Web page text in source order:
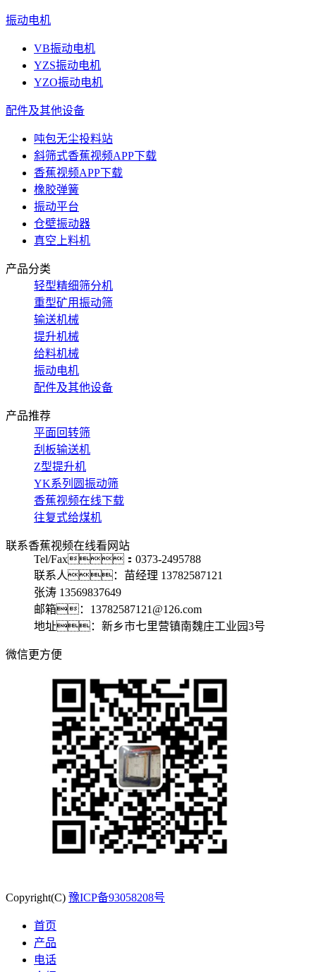
振动电机
VB振动电机
YZS振动电机
YZO振动电机
配件及其他设备
吨包无尘投料站
斜筛式香蕉视频APP下载
香蕉视频APP下载
橡胶弹簧
振动平台
仓壁振动器
真空上料机
产品分类
轻型精细筛分机
重型矿用振动筛
输送机械
提升机械
给料机械
振动电机
配件及其他设备
产品推荐
平面回转筛
刮板输送机
Z型提升机
YK系列圆振动筛
香蕉视频在线下载
往复式给煤机
联系香蕉视频在线看网站
Tel/Fax：0373-2495788
联系人：苗经理 13782587121
张涛 13569837649
邮箱：13782587121@126.com
地址：新乡市七里营镇南魏庄工业园3号
微信更方便
Copyright(C) 豫ICP备93058208号
首页
产品
电话